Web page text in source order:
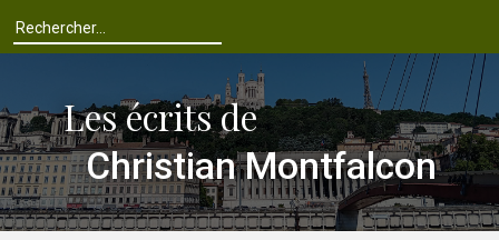
Les écrits de
Christian Montfalcon